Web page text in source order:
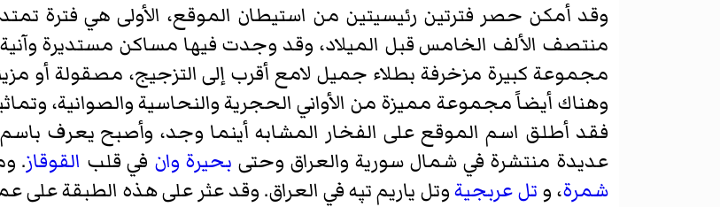
وقد أمكن حصر فترتين رئيسيتين من استيطان الموقع، الأولى هي فترة
منتصف الألف الخامس قبل الميلاد، وقد وجدت فيها مساكن مستديرة وآنية
مجموعة كبيرة مزخرفة بطلاء جميل لامع أقرب إلى التزجيج، مصقولة أو
وهناك أيضاً مجموعة مميزة من الأواني الحجرية والنحاسية والصوانية،
فقد أطلق اسم الموقع على الفخار المشابه أينما وجد، وأصبح يعرف
عديدة منتشرة في شمال سورية والعراق وحتى بحيرة وان في قلب القوقاز.
شمرة، و تل عربجيةوتل ياريم تپهفي العراق. وقد عثر على هذه الطبقة على عمق 22 متر شمالي سفح